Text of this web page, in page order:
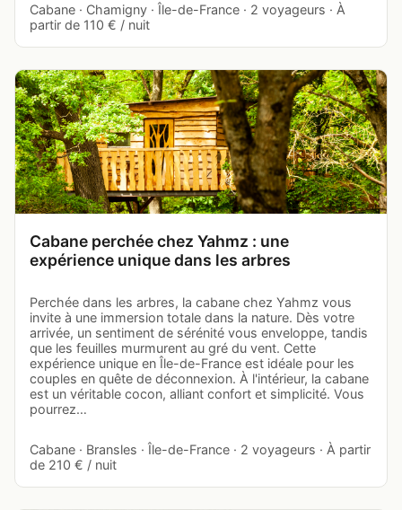
Cabane · Chamigny · Île-de-France · 2 voyageurs · À
partir de 110 € / nuit
Cabane perchée chez Yahmz : une
expérience unique dans les arbres
Perchée dans les arbres, la cabane chez Yahmz vous
invite à une immersion totale dans la nature. Dès votre
arrivée, un sentiment de sérénité vous enveloppe, tandis
que les feuilles murmurent au gré du vent. Cette
expérience unique en Île-de-France est idéale pour les
couples en quête de déconnexion. À l'intérieur, la cabane
est un véritable cocon, alliant confort et simplicité. Vous
pourrez…
Cabane · Bransles · Île-de-France · 2 voyageurs · À partir
de 210 € / nuit